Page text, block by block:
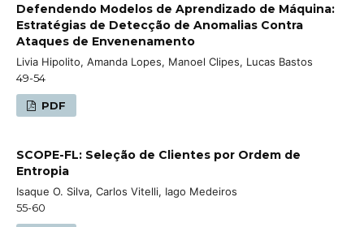
Defendendo Modelos de Aprendizado de Máquina:
Estratégias de Detecção de Anomalias Contra
Ataques de Envenenamento
Livia Hipolito, Amanda Lopes, Manoel Clipes, Lucas Bastos
49-54
PDF
SCOPE-FL: Seleção de Clientes por Ordem de
Entropia
Isaque O. Silva, Carlos Vitelli, Iago Medeiros
55-60